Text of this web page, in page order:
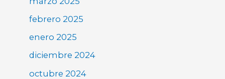
febrero 2025
enero 2025
diciembre 2024
octubre 2024